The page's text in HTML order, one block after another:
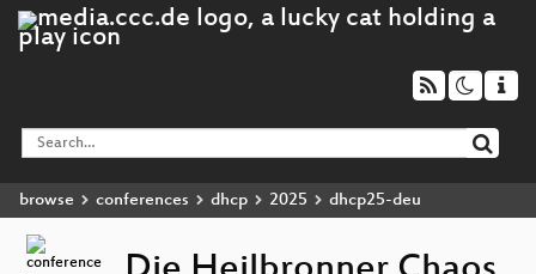
browse conferences dhcp 2025 dhcp25-deu